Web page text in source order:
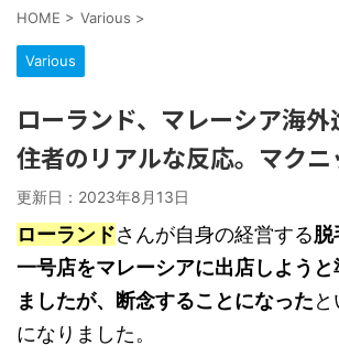
HOME > Various >
Various
ローランド、マレーシア海
住者のリアルな反応。マク
更新日： 2023年8月13日
ローランドさんが自身の経営する脱
一号店をマレーシアに出店しよう
ましたが、断念することになった
になりました。